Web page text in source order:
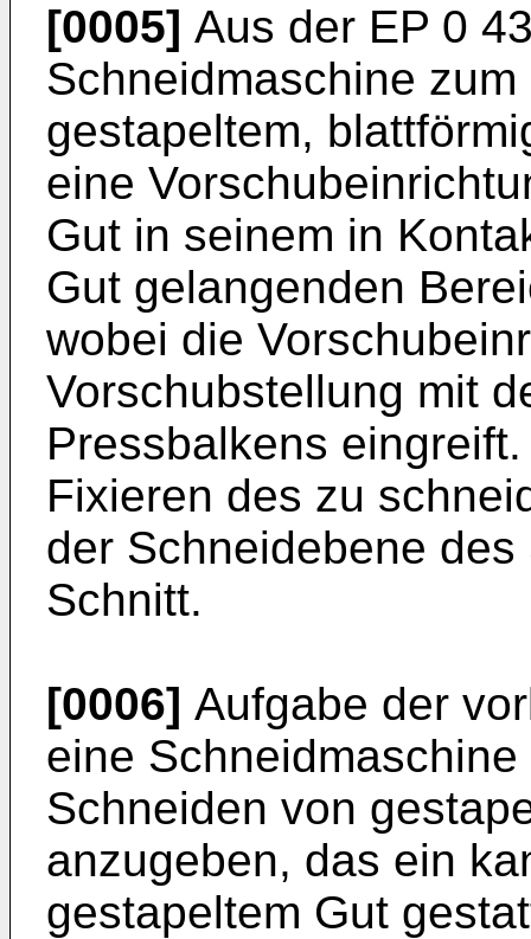
[0005] Aus der EP 0
Schneidmaschine
gestapeltem,
eine
Gut in seinem in
Gut gelangenden
wobei die
Vorschubstellung mit
Pressbalkens
Fixieren des zu
der Schneidebene
Schnitt.
[0006] Aufgabe der
eine
Schneiden von
anzugeben, das ein
gestapeltem Gut